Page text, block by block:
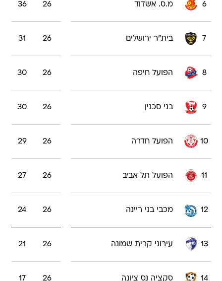
6 מ.ס. אשדוד 26
36
7 בית"ר ירושלים 26
31
8 הפועל חיפה 26
30
9 בני סכנין 26
30
10 הפועל חדרה 26
29
11 הפועל תל אביב 26
27
12 מכבי בני ריינה 26
24
13 עירוני קרית שמונה 26
21
14 סקציה נס ציונה 26
17